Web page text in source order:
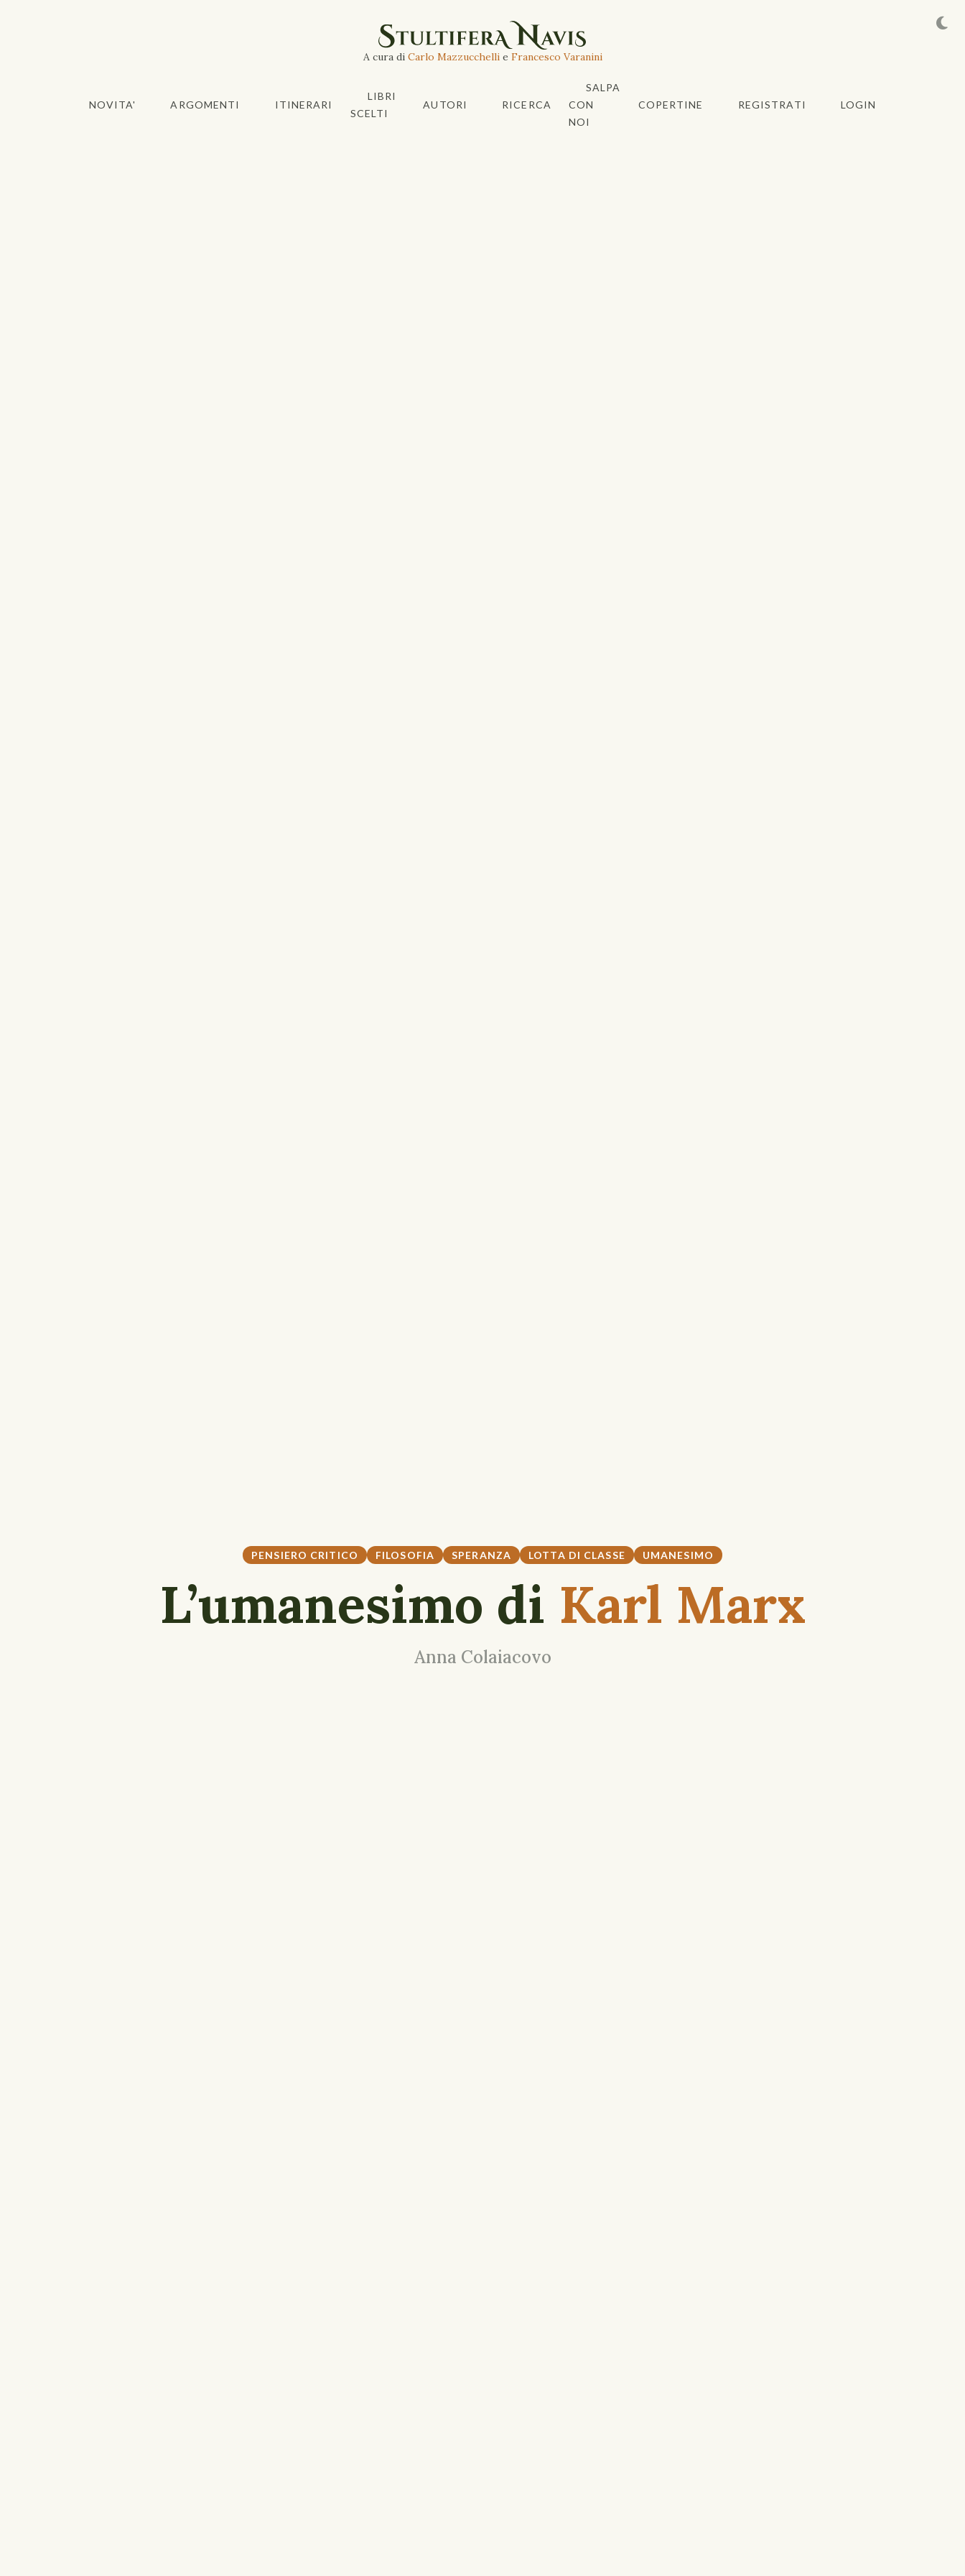
A cura di Carlo Mazzucchellie Francesco Varanini
NOVITA' ARGOMENTI ITINERARI
LIBRI
SCELTI
AUTORI RICERCA
SALPA
CON
NOI
COPERTINE REGISTRATI LOGIN
PENSIERO CRITICO FILOSOFIA SPERANZA LOTTA DI CLASSE UMANESIMO
L’umanesimo di Karl Marx
Anna Colaiacovo